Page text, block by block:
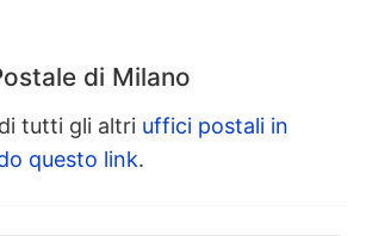
di Milano
tutti gli altri uffici postali in
questo link.